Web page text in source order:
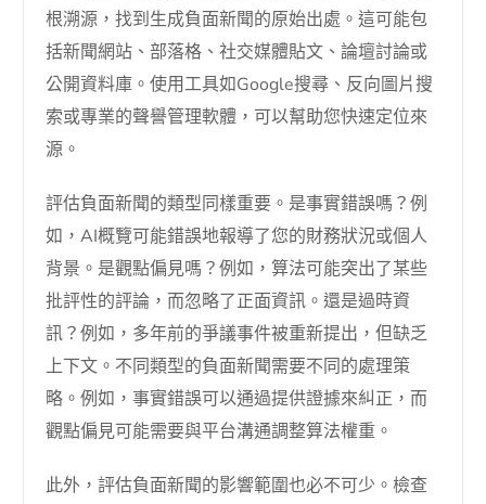
根溯源，找到生成負面新聞的原始出處。這可能包
括新聞網站、部落格、社交媒體貼文、論壇討論或
公開資料庫。使用工具如Google搜尋、反向圖片搜
索或專業的聲譽管理軟體，可以幫助您快速定位來
源。
評估負面新聞的類型同樣重要。是事實錯誤嗎？例
如，AI概覽可能錯誤地報導了您的財務狀況或個人
背景。是觀點偏見嗎？例如，算法可能突出了某些
批評性的評論，而忽略了正面資訊。還是過時資
訊？例如，多年前的爭議事件被重新提出，但缺乏
上下文。不同類型的負面新聞需要不同的處理策
略。例如，事實錯誤可以通過提供證據來糾正，而
觀點偏見可能需要與平台溝通調整算法權重。
此外，評估負面新聞的影響範圍也必不可少。檢查